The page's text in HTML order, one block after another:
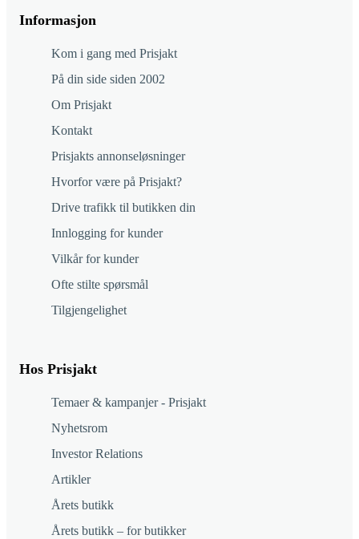
Informasjon
Kom i gang med Prisjakt
På din side siden 2002
Om Prisjakt
Kontakt
Prisjakts annonseløsninger
Hvorfor være på Prisjakt?
Drive trafikk til butikken din
Innlogging for kunder
Vilkår for kunder
Ofte stilte spørsmål
Tilgjengelighet
Hos Prisjakt
Temaer & kampanjer - Prisjakt
Nyhetsrom
Investor Relations
Artikler
Årets butikk
Årets butikk – for butikker